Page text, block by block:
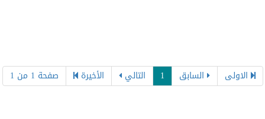
الاولى السابق 1 التالي الأخيرة صفحة 1 من 1